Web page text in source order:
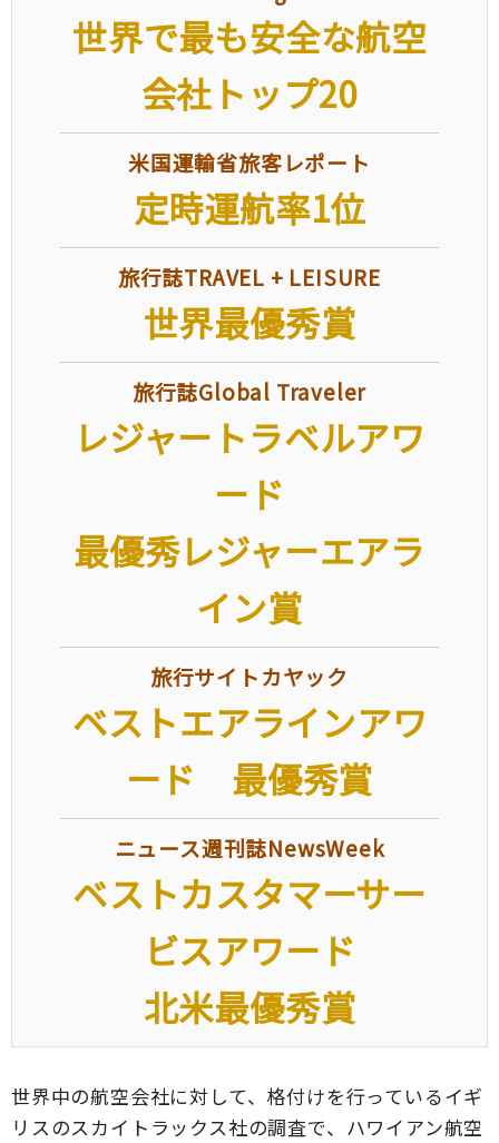
世界で最も安全な航空
会社トップ20
米国運輸省旅客レポート
定時運航率1位
旅行誌TRAVEL + LEISURE
世界最優秀賞
旅行誌Global Traveler
レジャートラベルアワ
ード
最優秀レジャーエアラ
イン賞
旅行サイトカヤック
ベストエアラインアワ
ード 最優秀賞
ニュース週刊誌NewsWeek
ベストカスタマーサー
ビスアワード
北米最優秀賞
世界中の航空会社に対して、格付けを行っているイギ
リスのスカイトラックス社の調査で、ハワイアン航空